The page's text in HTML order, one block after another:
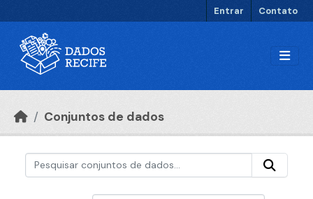
Entrar Contato
Conjuntos de dados